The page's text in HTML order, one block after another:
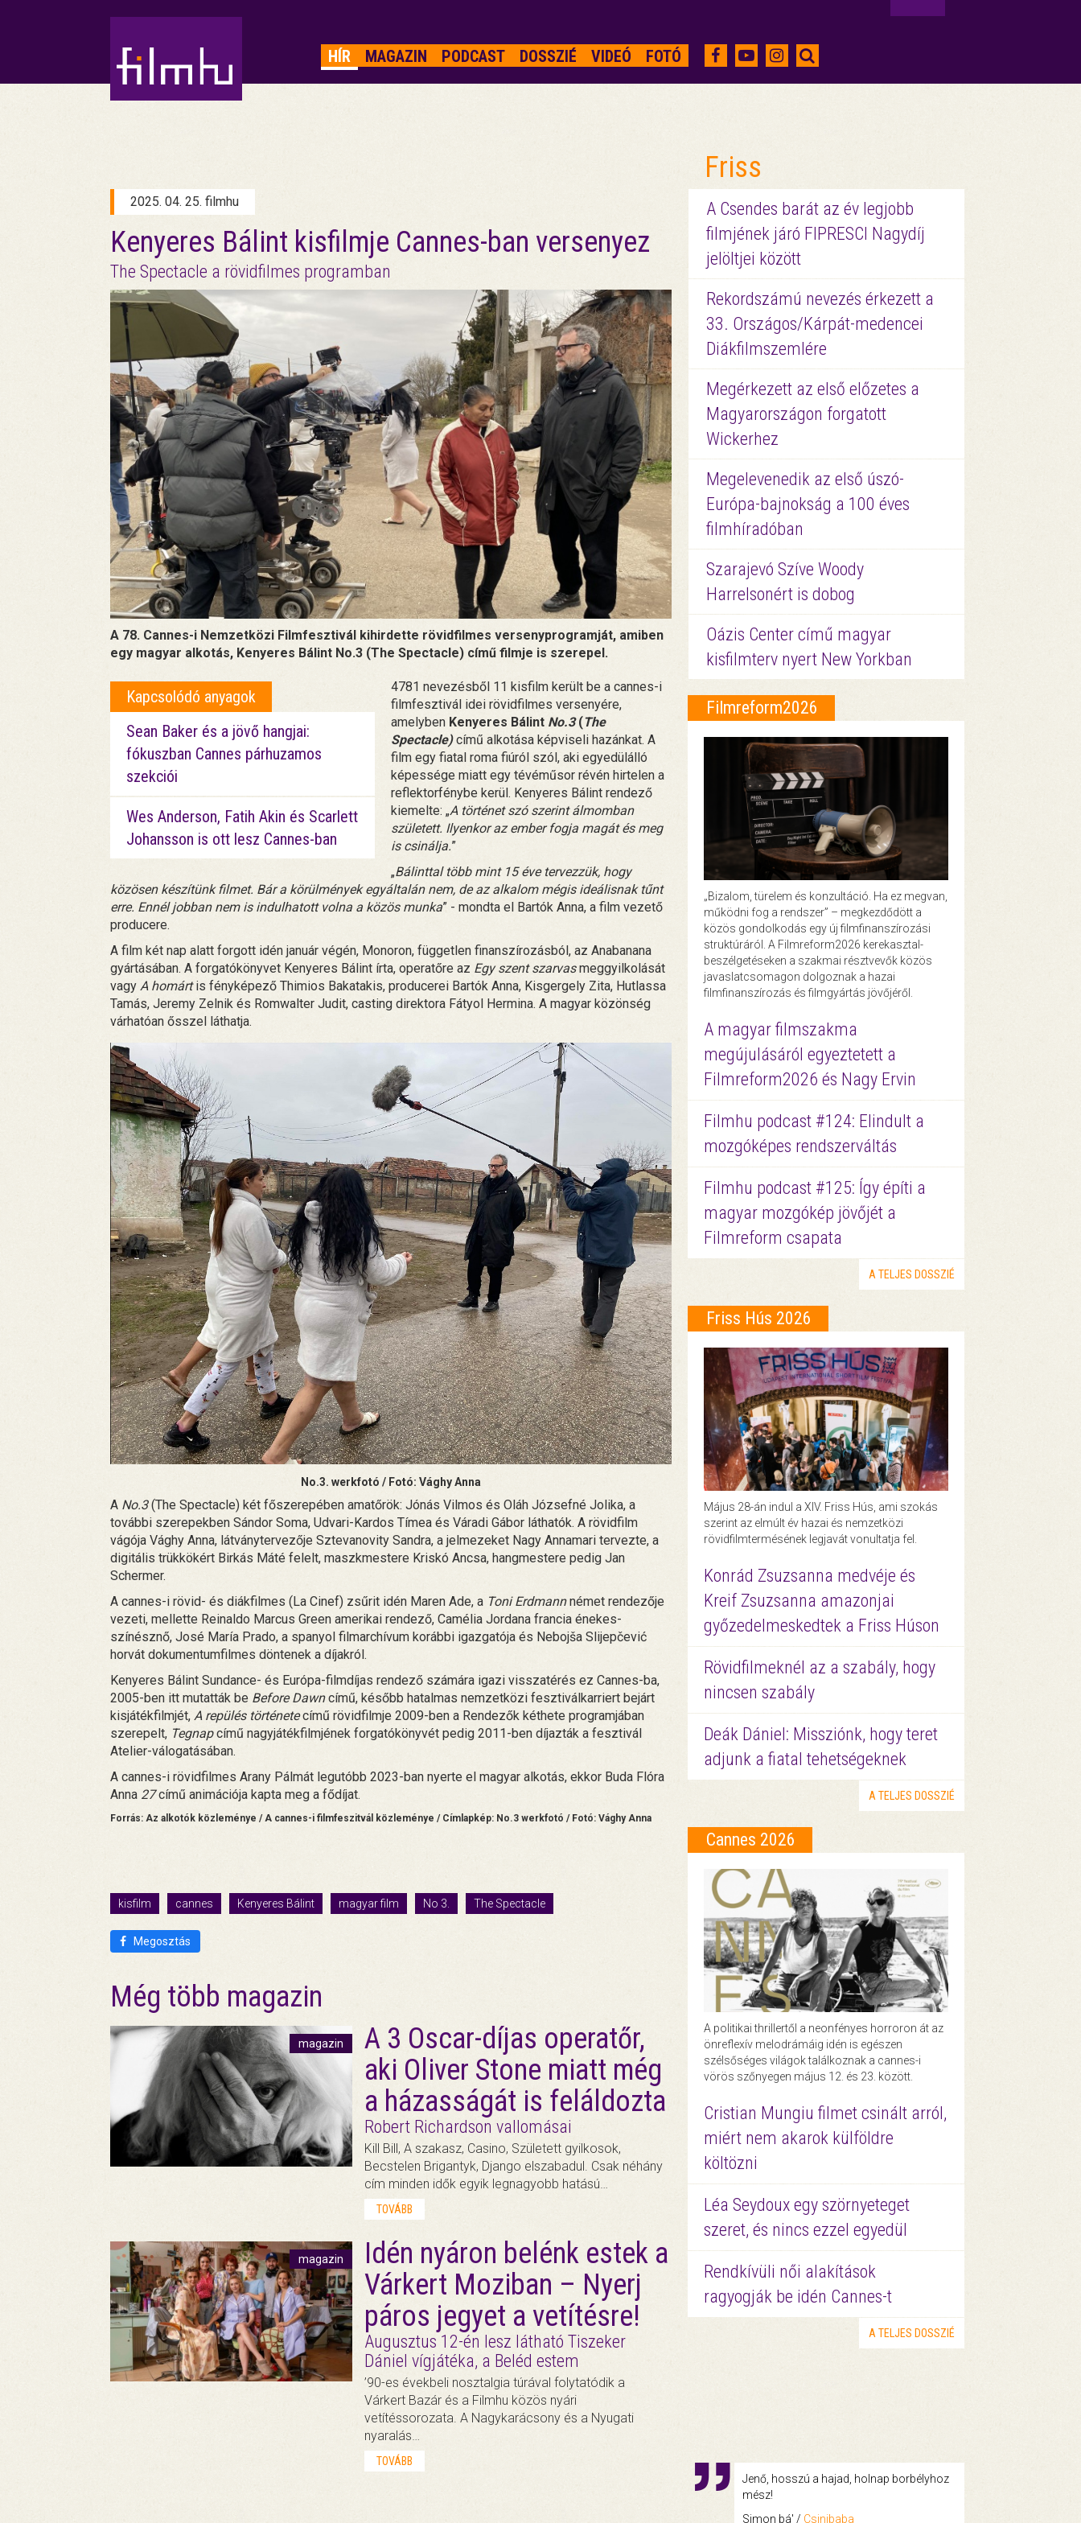
HÍR MAGAZIN PODCAST DOSSZIÉ VIDEÓ FOTÓ
2025. 04. 25. filmhu
Kenyeres Bálint kisfilmje Cannes-ban versenyez
The Spectacle a rövidfilmes programban
A 78. Cannes-i Nemzetközi Filmfesztivál kihirdette rövidfilmes versenyprogramját, amiben
egy magyar alkotás, Kenyeres Bálint No.3 (The Spectacle) című filmje is szerepel.
Kapcsolódó anyagok
Sean Baker és a jövő hangjai:
fókuszban Cannes párhuzamos
szekciói
Wes Anderson, Fatih Akin és Scarlett
Johansson is ott lesz Cannes-ban
4781 nevezésből 11 kisfilm került be a cannes-i
filmfesztivál idei rövidfilmes versenyére,
amelyben Kenyeres Bálint No.3(The
Spectacle)című alkotása képviseli hazánkat. A
film egy fiatal roma fiúról szól, aki egyedülálló
képessége miatt egy tévéműsor révén hirtelen a
reflektorfénybe kerül. Kenyeres Bálint rendező
kiemelte: „A történet szó szerint álmomban
született. Ilyenkor az ember fogja magát és meg
is csinálja.”
„Bálinttal több mint 15 éve tervezzük, hogy
közösen készítünk filmet. Bár a körülmények egyáltalán nem, de az alkalom mégis ideálisnak tűnt
erre. Ennél jobban nem is indulhatott volna a közös munka” - mondta el Bartók Anna, a film vezető
producere.
A film két nap alatt forgott idén január végén, Monoron, független finanszírozásból, az Anabanana
gyártásában. A forgatókönyvet Kenyeres Bálint írta, operatőre az Egy szent szarvasmeggyilkolását
vagy A homártis fényképező Thimios Bakatakis, producerei Bartók Anna, Kisgergely Zita, Hutlassa
Tamás, Jeremy Zelnik és Romwalter Judit, casting direktora Fátyol Hermina. A magyar közönség
várhatóan ősszel láthatja.
No.3. werkfotó / Fotó: Vághy Anna
A No.3(The Spectacle) két főszerepében amatőrök: Jónás Vilmos és Oláh Józsefné Jolika, a
további szerepekben Sándor Soma, Udvari-Kardos Tímea és Váradi Gábor láthatók. A rövidfilm
vágója Vághy Anna, látványtervezője Sztevanovity Sandra, a jelmezeket Nagy Annamari tervezte, a
digitális trükkökért Birkás Máté felelt, maszkmestere Kriskó Ancsa, hangmestere pedig Jan
Schermer.
A cannes-i rövid- és diákfilmes (La Cinef) zsűrit idén Maren Ade, a Toni Erdmannnémet rendezője
vezeti, mellette Reinaldo Marcus Green amerikai rendező, Camélia Jordana francia énekes-
színésznő, José María Prado, a spanyol filmarchívum korábbi igazgatója és Nebojša Slijepčević
horvát dokumentumfilmes döntenek a díjakról.
Kenyeres Bálint Sundance- és Európa-filmdíjas rendező számára igazi visszatérés ez Cannes-ba,
2005-ben itt mutatták be Before Dawncímű, később hatalmas nemzetközi fesztiválkarriert bejárt
kisjátékfilmjét, A repülés történetecímű rövidfilmje 2009-ben a Rendezők kéthete programjában
szerepelt, Tegnapcímű nagyjátékfilmjének forgatókönyvét pedig 2011-ben díjazták a fesztivál
Atelier-válogatásában.
A cannes-i rövidfilmes Arany Pálmát legutóbb 2023-ban nyerte el magyar alkotás, ekkor Buda Flóra
Anna 27című animációja kapta meg a fődíjat.
Forrás: Az alkotók közleménye / A cannes-i filmfeszitvál közleménye / Címlapkép: No.3 werkfotó / Fotó: Vághy Anna
kisfilm cannes Kenyeres Bálint magyar film No 3. The Spectacle
Megosztás
Még több magazin
magazin
A 3 Oscar-díjas operatőr,
aki Oliver Stone miatt még
a házasságát is feláldozta
Robert Richardson vallomásai
Kill Bill, A szakasz, Casino, Született gyilkosok,
Becstelen Brigantyk, Django elszabadul. Csak néhány
cím minden idők egyik legnagyobb hatású…
TOVÁBB
magazin
Idén nyáron belénk estek a
Várkert Moziban – Nyerj
páros jegyet a vetítésre!
Augusztus 12-én lesz látható Tiszeker
Dániel vígjátéka, a Beléd estem
’90-es évekbeli nosztalgia túrával folytatódik a
Várkert Bazár és a Filmhu közös nyári
vetítéssorozata. A Nagykarácsony és a Nyugati
nyaralás…
TOVÁBB
Friss
A Csendes barát az év legjobb
filmjének járó FIPRESCI Nagydíj
jelöltjei között
Rekordszámú nevezés érkezett a
33. Országos/Kárpát-medencei
Diákfilmszemlére
Megérkezett az első előzetes a
Magyarországon forgatott
Wickerhez
Megelevenedik az első úszó-
Európa-bajnokság a 100 éves
filmhíradóban
Szarajevó Szíve Woody
Harrelsonért is dobog
Oázis Center című magyar
kisfilmterv nyert New Yorkban
Filmreform2026
„Bizalom, türelem és konzultáció. Ha ez megvan,
működni fog a rendszer” – megkezdődött a
közös gondolkodás egy új filmfinanszírozási
struktúráról. A Filmreform2026 kerekasztal-
beszélgetéseken a szakmai résztvevők közös
javaslatcsomagon dolgoznak a hazai
filmfinanszírozás és filmgyártás jövőjéről.
A magyar filmszakma
megújulásáról egyeztetett a
Filmreform2026 és Nagy Ervin
Filmhu podcast #124: Elindult a
mozgóképes rendszerváltás
Filmhu podcast #125: Így építi a
magyar mozgókép jövőjét a
Filmreform csapata
A TELJES DOSSZIÉ
Friss Hús 2026
Május 28-án indul a XIV. Friss Hús, ami szokás
szerint az elmúlt év hazai és nemzetközi
rövidfilmtermésének legjavát vonultatja fel.
Konrád Zsuzsanna medvéje és
Kreif Zsuzsanna amazonjai
győzedelmeskedtek a Friss Húson
Rövidfilmeknél az a szabály, hogy
nincsen szabály
Deák Dániel: Missziónk, hogy teret
adjunk a fiatal tehetségeknek
A TELJES DOSSZIÉ
Cannes 2026
A politikai thrillertől a neonfényes horroron át az
önreflexív melodrámáig idén is egészen
szélsőséges világok találkoznak a cannes-i
vörös szőnyegen május 12. és 23. között.
Cristian Mungiu filmet csinált arról,
miért nem akarok külföldre
költözni
Léa Seydoux egy szörnyeteget
szeret, és nincs ezzel egyedül
Rendkívüli női alakítások
ragyogják be idén Cannes-t
A TELJES DOSSZIÉ
Jenő, hosszú a hajad, holnap borbélyhoz
mész!
Simon bá' / Csinibaba